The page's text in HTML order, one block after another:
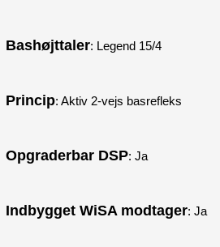
Bashøjttaler: Legend 15/4
Princip: Aktiv 2-vejs basrefleks
Opgraderbar DSP: Ja
Indbygget WiSA modtager: Ja